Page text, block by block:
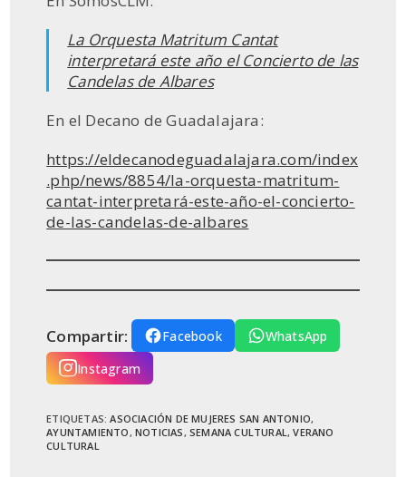
La Orquesta Matritum Cantat
interpretará este año el Concierto de las
Candelas de Albares
En el Decano de Guadalajara:
https://eldecanodeguadalajara.com/index
.php/news/8854/la-orquesta-matritum-
cantat-interpretará-este-año-el-concierto-
de-las-candelas-de-albares
Compartir: Facebook
WhatsApp
Instagram
ETIQUETAS:ASOCIACIÓN DE MUJERES SAN ANTONIO,
AYUNTAMIENTO, NOTICIAS, SEMANA CULTURAL, VERANO
CULTURAL